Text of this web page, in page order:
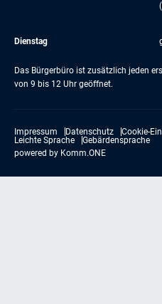
Dienstag
Das Bürgerbüro ist zusätzlich jeden
von 9 bis 12 Uhr geöffnet.
Impressum Datenschutz Cookie-
Leichte Sprache
Gebärdensprache
powered by Komm.ONE